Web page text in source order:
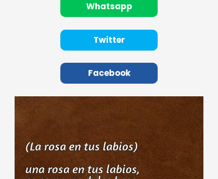
Whatsapp
Twitter
Facebook